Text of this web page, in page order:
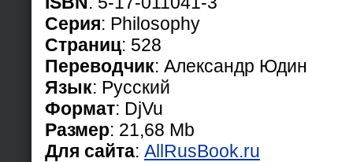
Серия: Philosophy
Страниц: 528
Переводчик: Александр Юдин
Язык: Русский
Формат: DjVu
Размер: 21,68 Mb
Для сайта: AllRusBook.ru